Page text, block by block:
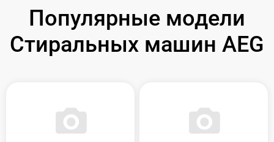
Популярные модели
Стиральных машин AEG